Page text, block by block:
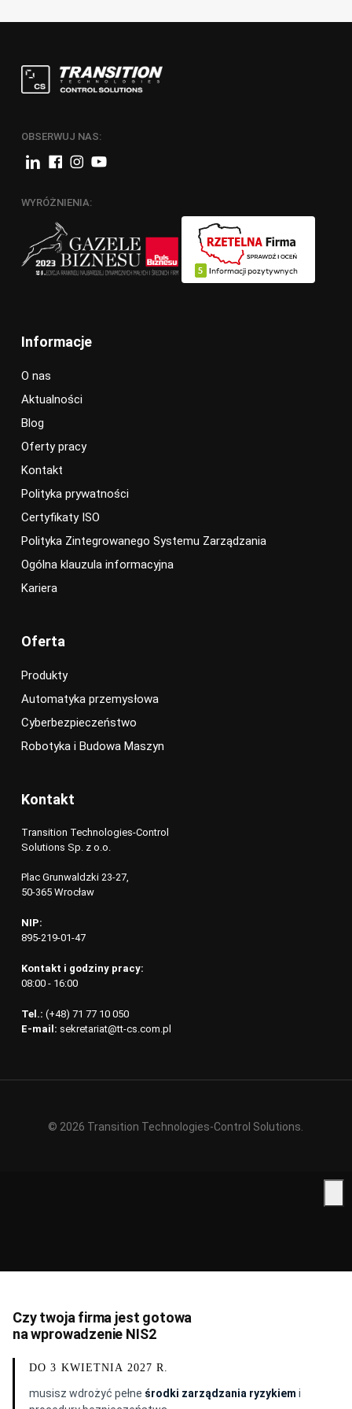
OBSERWUJ NAS:
WYRÓŻNIENIA:
Informacje
O nas
Aktualności
Blog
Oferty pracy
Kontakt
Polityka prywatności
Certyfikaty ISO
Polityka Zintegrowanego Systemu Zarządzania
Ogólna klauzula informacyjna
Kariera
Oferta
Produkty
Automatyka przemysłowa
Cyberbezpieczeństwo
Robotyka i Budowa Maszyn
Kontakt
Transition Technologies-Control
Solutions Sp. z o.o.
Plac Grunwaldzki 23-27,
50-365 Wrocław
NIP:
895-219-01-47
Kontakt i godziny pracy:
08:00 - 16:00
Tel.: (+48) 71 77 10 050
E-mail: sekretariat@tt-cs.com.pl
© 2026 Transition Technologies-Control Solutions.
Czy twoja firma jest gotowa
na wprowadzenie NIS2
DO 3 KWIETNIA 2027 R.
musisz wdrożyć pełne środki zarządzania ryzykiem i